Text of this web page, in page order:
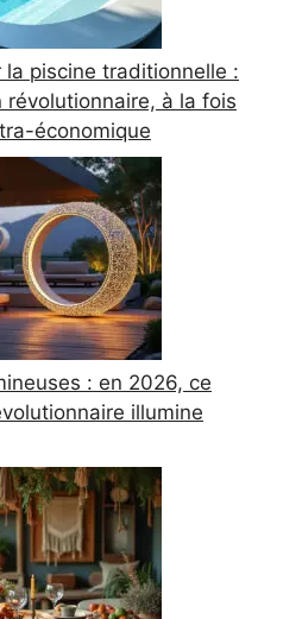
la piscine traditionnelle :
à la fois
économique
: en 2026, ce
illumine